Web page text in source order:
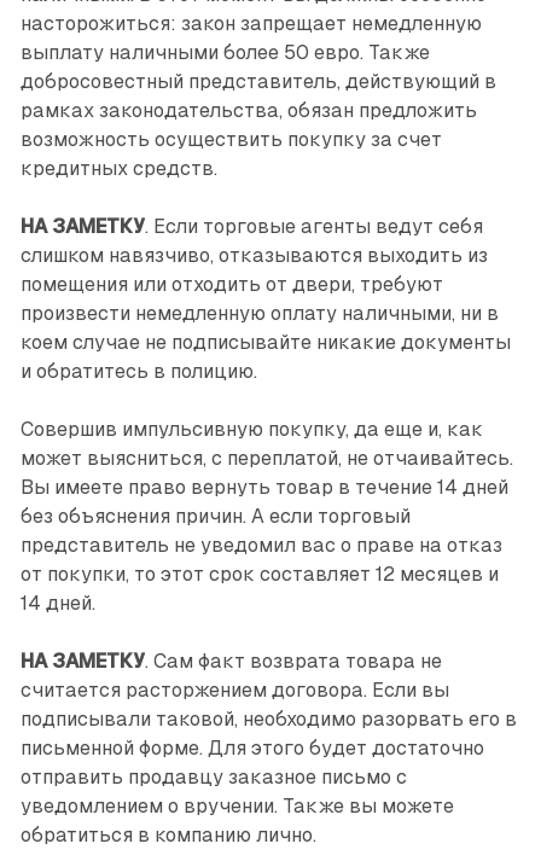
насторожиться: закон запрещает немедленную
выплату наличными более 50 евро. Также
добросовестный представитель, действующий в
рамках законодательства, обязан предложить
возможность осуществить покупку за счет
кредитных средств.
НА ЗАМЕТКУ. Если торговые агенты ведут себя
слишком навязчиво, отказываются выходить из
помещения или отходить от двери, требуют
произвести немедленную оплату наличными, ни в
коем случае не подписывайте никакие документы
и обратитесь в полицию.
Совершив импульсивную покупку, да еще и, как
может выясниться, с переплатой, не отчаивайтесь.
Вы имеете право вернуть товар в течение 14 дней
без объяснения причин. А если торговый
представитель не уведомил вас о праве на отказ
от покупки, то этот срок составляет 12 месяцев и
14 дней.
НА ЗАМЕТКУ. Сам факт возврата товара не
считается расторжением договора. Если вы
подписывали таковой, необходимо разорвать его в
письменной форме. Для этого будет достаточно
отправить продавцу заказное письмо с
уведомлением о вручении. Также вы можете
обратиться в компанию лично.